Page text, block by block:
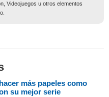
Videojuegos u otros elementos
más papeles como
su mejor serie